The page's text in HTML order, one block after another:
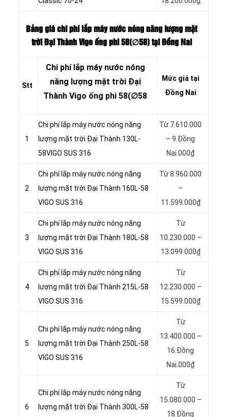
Bảng giá chi phí lắp máy nước nóng năng lượng mặt
trời Đại Thành Vigo ống phi 58(∅58) tại Đồng Nai
Stt
Chi phí lắp máy nước nóng
năng lượng mặt trời Đại
Thành Vigo ống phi 58(∅58
Mức giá tại
Đồng Nai
1
Chi phí lắp máy nước nóng năng
lượng mặt trời Đại Thành 130L-
58VIGO SUS 316
Từ 7.610.000
– 9.Đồng
Nai.000₫
2
Chi phí lắp máy nước nóng năng
lượng mặt trời Đại Thành 160L-58
VIGO SUS 316
Từ 8.960.000
–
11.599.000₫
3
Chi phí lắp máy nước nóng năng
lượng mặt trời Đại Thành 180L-58
VIGO SUS 316
Từ
10.230.000 –
13.099.000₫
4
Chi phí lắp máy nước nóng năng
lượng mặt trời Đại Thành 215L-58
VIGO SUS 316
Từ
12.230.000 –
15.599.000₫
5
Chi phí lắp máy nước nóng năng
lượng mặt trời Đại Thành 250L-58
VIGO SUS 316
Từ
13.400.000 –
16.Đồng
Nai.000₫
6
Chi phí lắp máy nước nóng năng
lượng mặt trời Đại Thành 300L-58
Từ
15.080.000 –
18.Đồng